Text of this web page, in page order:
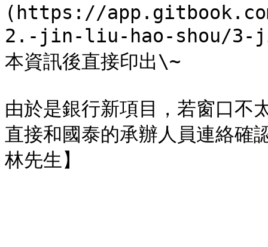
(https://
2.-jin-liu-hao-shou/3-
本資訊後直接印出\~
由於是銀行新項目，若窗口不
直接和國泰的承辦人員連絡